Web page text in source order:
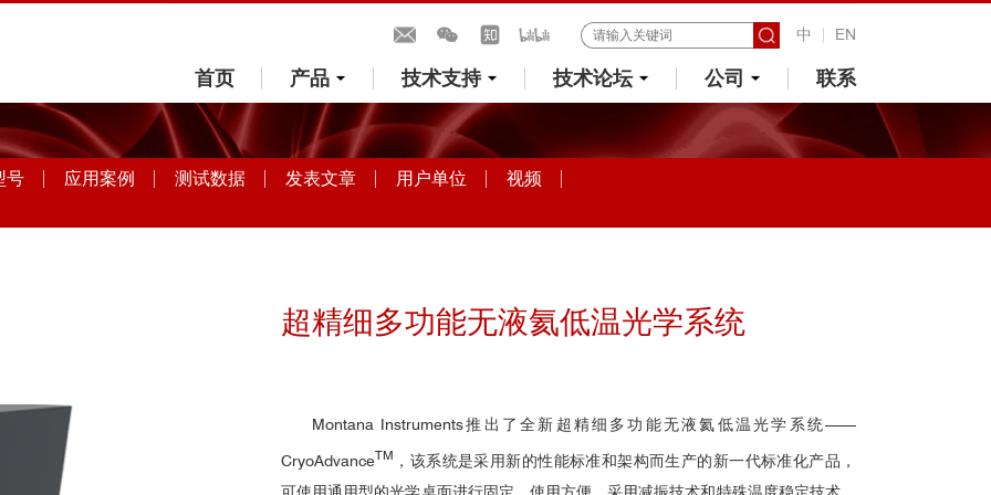
中 EN
首页 产品 技术支持 技术论坛 公司 联系
号 应用案例 测试数据 发表文章 用户单位 视频
超精细多功能无液氦低温光学系统
Montana Instruments推出了全新超精细多功能无液氦低温光学系统——
CryoAdvanceTM ，该系统是采用新的性能标准和架构而生产的新一代标准化产品，
可使用通用型的光学桌面进行固定，使用方便。采用减振技术和特殊温度稳定技术，